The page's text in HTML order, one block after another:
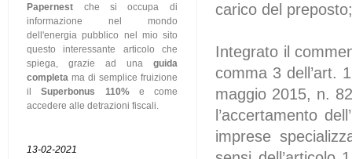
Papernest che si occupa di
informazione nel mondo
dell'energia pubblico nel mio sito
questo interessante articolo che
spiega, grazie ad una guida
completa ma di semplice fruizione
ilSuperbonus 110%e come
accedere alle detrazioni fiscali.
13-02-2021
carico del
Integrato il
comma 3 dell’art.
maggio 2015, n.
l’accertamento
imprese